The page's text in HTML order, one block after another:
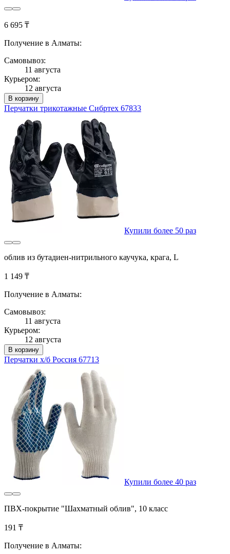
6 695 ₸
Получение в Алматы:
Самовывоз:
11 августа
Курьером:
12 августа
В корзину
Перчатки трикотажные Сибртех 67833
Купили более 50 раз
облив из бутадиен-нитрильного каучука, крага, L
1 149 ₸
Получение в Алматы:
Самовывоз:
11 августа
Курьером:
12 августа
В корзину
Перчатки х/б Россия 67713
Купили более 40 раз
ПВХ-покрытие "Шахматный облив", 10 класс
191 ₸
Получение в Алматы: